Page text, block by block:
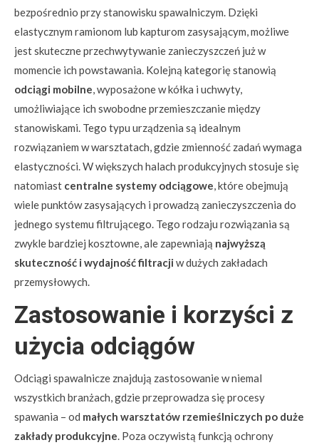
bezpośrednio przy stanowisku spawalniczym. Dzięki
elastycznym ramionom lub kapturom zasysającym, możliwe
jest skuteczne przechwytywanie zanieczyszczeń już w
momencie ich powstawania. Kolejną kategorię stanowią
odciągi mobilne , wyposażone w kółka i uchwyty,
umożliwiające ich swobodne przemieszczanie między
stanowiskami. Tego typu urządzenia są idealnym
rozwiązaniem w warsztatach, gdzie zmienność zadań wymaga
elastyczności. W większych halach produkcyjnych stosuje się
natomiast centralne systemy odciągowe , które obejmują
wiele punktów zasysających i prowadzą zanieczyszczenia do
jednego systemu filtrującego. Tego rodzaju rozwiązania są
zwykle bardziej kosztowne, ale zapewniają najwyższą
skuteczność i wydajność filtracji w dużych zakładach
przemysłowych.
Zastosowanie i korzyści z
użycia odciągów
Odciągi spawalnicze znajdują zastosowanie w niemal
wszystkich branżach, gdzie przeprowadza się procesy
spawania – od małych warsztatów rzemieślniczych po duże
zakłady produkcyjne . Poza oczywistą funkcją ochrony